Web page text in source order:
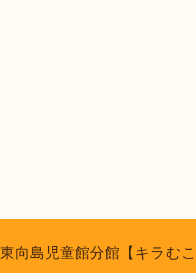
東向島児童館分館【キラむ